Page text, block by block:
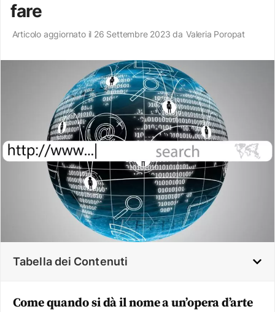
fare
Articolo aggiornato il 26 Settembre 2023 da Valeria Poropat
Tabella dei Contenuti
Come quando si dà il nome a un’opera d’arte